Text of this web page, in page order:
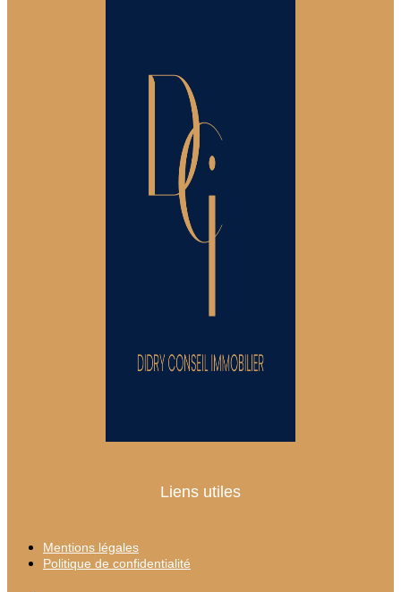
Liens utiles
Mentions légales
Politique de confidentialité